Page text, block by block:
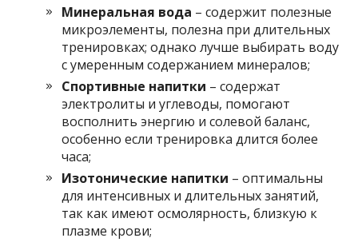
Минеральная вода – содержит полезные
микроэлементы, полезна при длительных
тренировках; однако лучше выбирать воду
с умеренным содержанием минералов;
Спортивные напитки – содержат
электролиты и углеводы, помогают
восполнить энергию и солевой баланс,
особенно если тренировка длится более
часа;
Изотонические напитки – оптимальны
для интенсивных и длительных занятий,
так как имеют осмолярность, близкую к
плазме крови;